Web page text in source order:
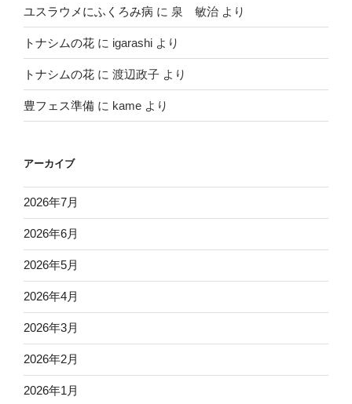
ユスラウメにふくろみ病 に 泉 敏治 より
トナシムの花 に igarashi より
トナシムの花 に 渡辺政子 より
豊フェス準備 に kame より
アーカイブ
2026年7月
2026年6月
2026年5月
2026年4月
2026年3月
2026年2月
2026年1月